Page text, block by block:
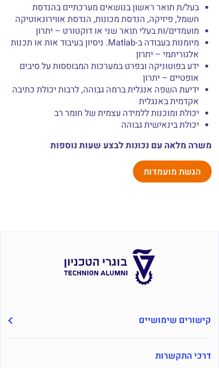
בעל/ת תואר ראשון בנושאים מערכתיים בהנדסת
חשמל, פיזיקה, הנדסת מכונות, הנדסת אווירונאוטיקה
מועמדים/ות בעלי תואר שני או דוקטורט – יתרון
מיומנות בעבודה ב-Matlab. ניסיון בעיבוד אות או תכנות
אלגוריתמי – יתרון
ידע בפוטוניקה ובפרט במערכות המבוססות על סיבים
אופטיים – יתרון
ידיעת השפה אנגלית ברמה גבוהה, לרבות יכולת כתיבה
אקדמית באנגלית
יכולת ומוכנות ללמידה עצמית של חומר רב
יכולת בינאישית גבוהה
משרה מלאה עם נכונות לבצע שעות נוספות
הגשת מועמדות
קישורים שימושיים
דרכי התקשרות